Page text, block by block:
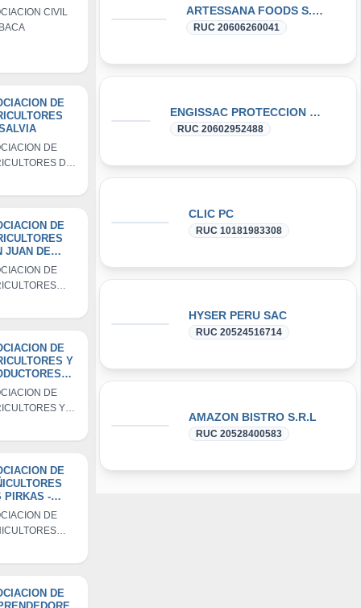
CIVIL
DE
DE
DE
DE
JUAN DE
DE
DE
Y
DEDE
Y
DE
DE
PIRKAS -
DE
DE
ARTESSANA FOODS S.R.L
RUC 20606260041
ENGISSAC PROTECCION CATODICA PERU
RUC 20602952488
CLIC PC
RUC 10181983308
HYSER PERU SAC
RUC 20524516714
AMAZON BISTRO S.R.L
RUC 20528400583